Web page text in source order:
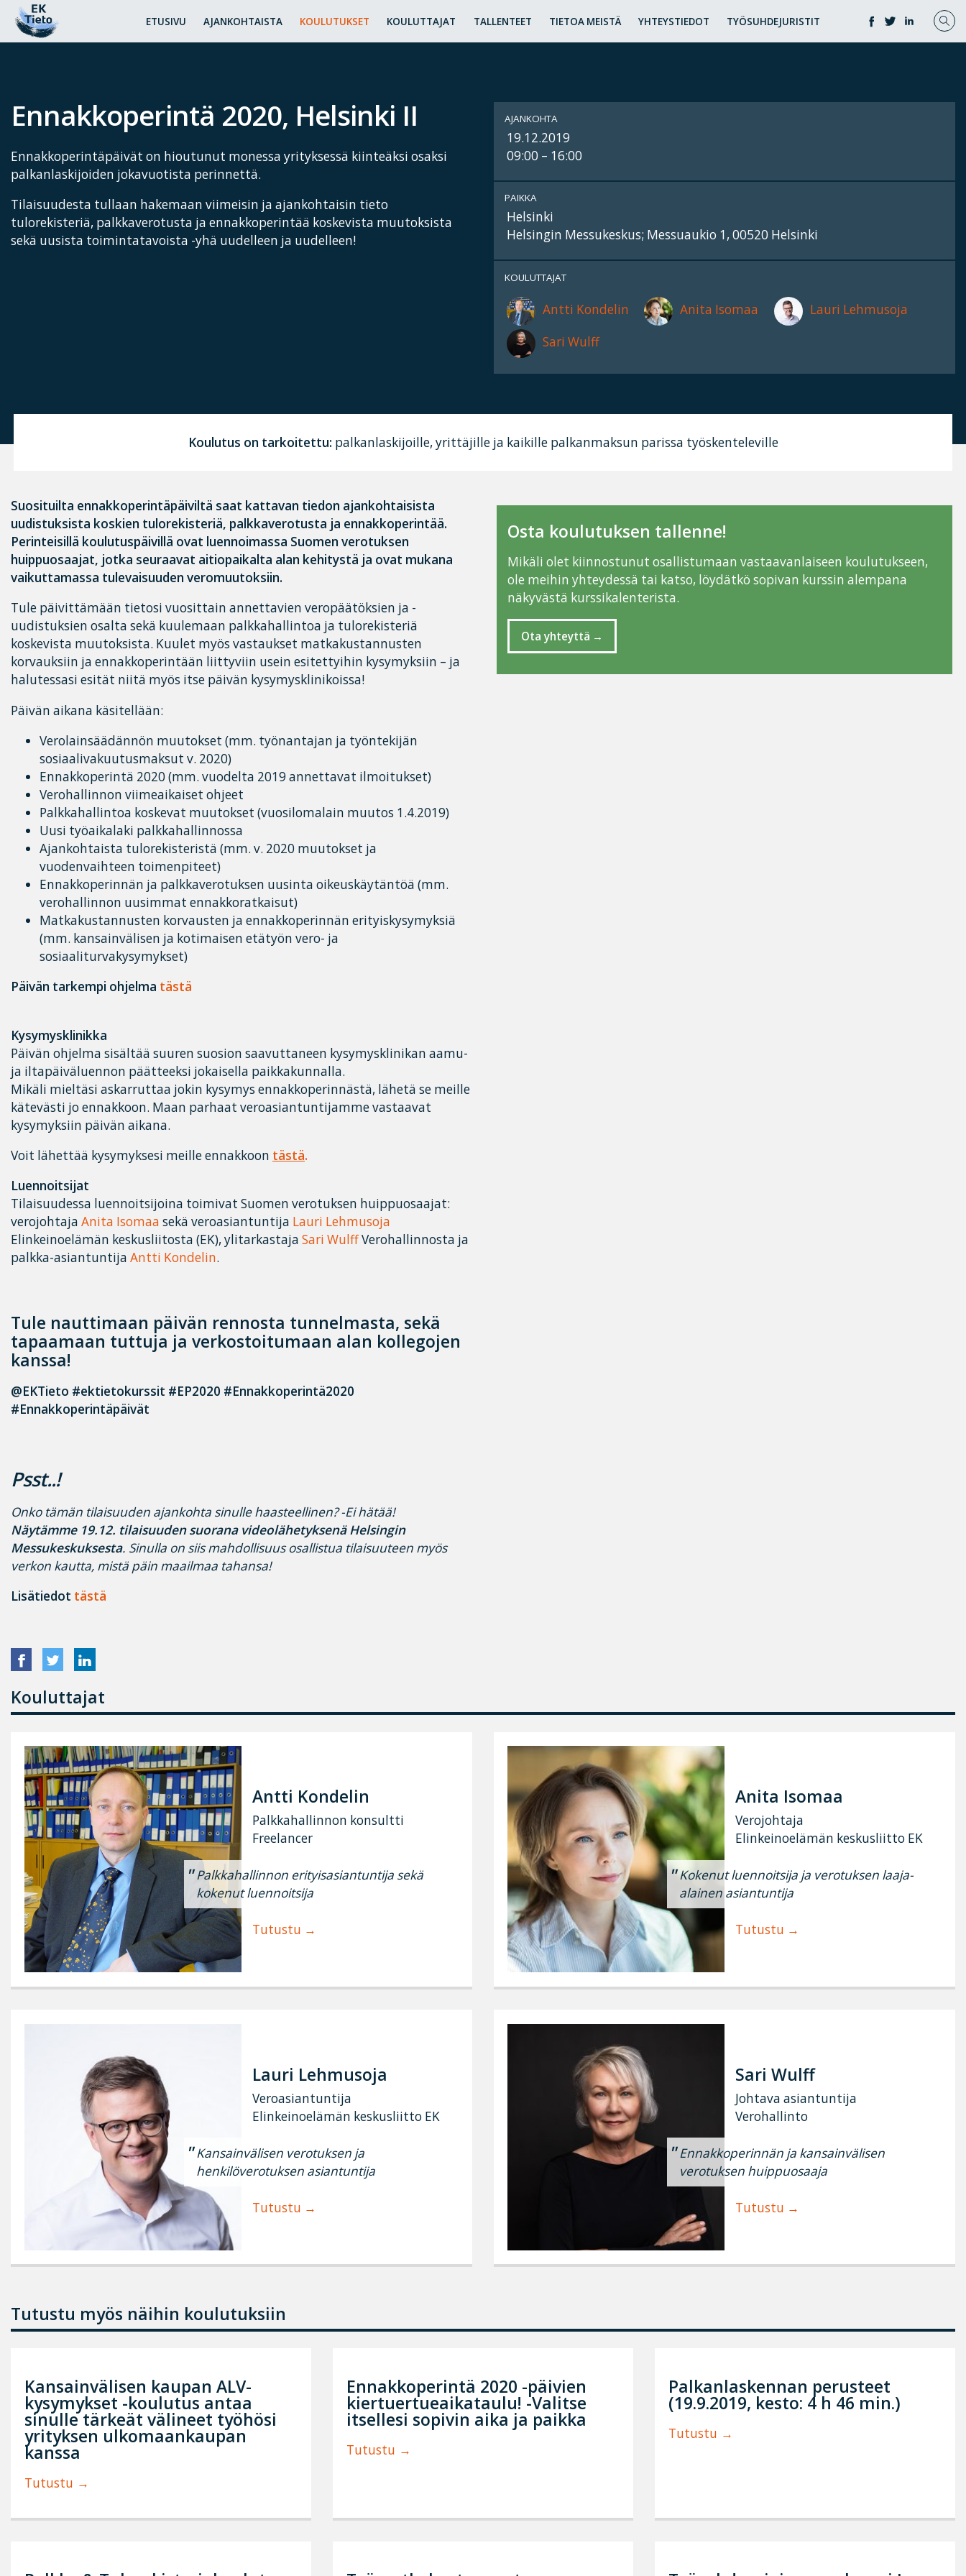
ETUSIVU AJANKOHTAISTA KOULUTUKSET KOULUTTAJAT TALLENTEET TIETOA MEISTÄ YHTEYSTIEDOT TYÖSUHDEJURISTIT
Ennakkoperintä 2020, Helsinki II
Ennakkoperintäpäivät on hioutunut monessa yrityksessä kiinteäksi osaksi
palkanlaskijoiden jokavuotista perinnettä.
Tilaisuudesta tullaan hakemaan viimeisin ja ajankohtaisin tieto
tulorekisteriä, palkkaverotusta ja ennakkoperintää koskevista muutoksista
sekä uusista toimintatavoista -yhä uudelleen ja uudelleen!
AJANKOHTA
19.12.2019
09:00 – 16:00
PAIKKA
Helsinki
Helsingin Messukeskus; Messuaukio 1, 00520 Helsinki
KOULUTTAJAT
Antti Kondelin Anita Isomaa
Lauri Lehmusoja
Sari Wulff
Koulutus on tarkoitettu: palkanlaskijoille, yrittäjille ja kaikille palkanmaksun parissa työskenteleville
Suosituilta ennakkoperintäpäiviltä saat kattavan tiedon ajankohtaisista
uudistuksista koskien tulorekisteriä, palkkaverotusta ja ennakkoperintää.
Perinteisillä koulutuspäivillä ovat luennoimassa Suomen verotuksen
huippuosaajat, jotka seuraavat aitiopaikalta alan kehitystä ja ovat mukana
vaikuttamassa tulevaisuuden veromuutoksiin.
Tule päivittämään tietosi vuosittain annettavien veropäätöksien ja -
uudistuksien osalta sekä kuulemaan palkkahallintoa ja tulorekisteriä
koskevista muutoksista. Kuulet myös vastaukset matkakustannusten
korvauksiin ja ennakkoperintään liittyviin usein esitettyihin kysymyksiin – ja
halutessasi esität niitä myös itse päivän kysymysklinikoissa!
Päivän aikana käsitellään:
Verolainsäädännön muutokset (mm. työnantajan ja työntekijän
sosiaalivakuutusmaksut v. 2020)
Ennakkoperintä 2020 (mm. vuodelta 2019 annettavat ilmoitukset)
Verohallinnon viimeaikaiset ohjeet
Palkkahallintoa koskevat muutokset (vuosilomalain muutos 1.4.2019)
Uusi työaikalaki palkkahallinnossa
Ajankohtaista tulorekisteristä (mm. v. 2020 muutokset ja
vuodenvaihteen toimenpiteet)
Ennakkoperinnän ja palkkaverotuksen uusinta oikeuskäytäntöä (mm.
verohallinnon uusimmat ennakkoratkaisut)
Matkakustannusten korvausten ja ennakkoperinnän erityiskysymyksiä
(mm. kansainvälisen ja kotimaisen etätyön vero- ja
sosiaaliturvakysymykset)
Päivän tarkempi ohjelma tästä
Kysymysklinikka
Päivän ohjelma sisältää suuren suosion saavuttaneen kysymysklinikan aamu-
ja iltapäiväluennon päätteeksi jokaisella paikkakunnalla.
Mikäli mieltäsi askarruttaa jokin kysymys ennakkoperinnästä, lähetä se meille
kätevästi jo ennakkoon. Maan parhaat veroasiantuntijamme vastaavat
kysymyksiin päivän aikana.
Voit lähettää kysymyksesi meille ennakkoon tästä.
Luennoitsijat
Tilaisuudessa luennoitsijoina toimivat Suomen verotuksen huippuosaajat:
verojohtaja Anita Isomaa sekä veroasiantuntija Lauri Lehmusoja
Elinkeinoelämän keskusliitosta (EK), ylitarkastaja Sari WulffVerohallinnosta ja
palkka-asiantuntija Antti Kondelin.
Tule nauttimaan päivän rennosta tunnelmasta, sekä
tapaamaan tuttuja ja verkostoitumaan alan kollegojen
kanssa!
@EKTieto #ektietokurssit #EP2020 #Ennakkoperintä2020
#Ennakkoperintäpäivät
Psst..!
Onko tämän tilaisuuden ajankohta sinulle haasteellinen? -Ei hätää!
Näytämme 19.12. tilaisuuden suorana videolähetyksenä Helsingin
Messukeskuksesta. Sinulla on siis mahdollisuus osallistua tilaisuuteen myös
verkon kautta, mistä päin maailmaa tahansa!
Lisätiedot tästä
Osta koulutuksen tallenne!
Mikäli olet kiinnostunut osallistumaan vastaavanlaiseen koulutukseen,
ole meihin yhteydessä tai katso, löydätkö sopivan kurssin alempana
näkyvästä kurssikalenterista.
Ota yhteyttä
Kouluttajat
Antti Kondelin
Palkkahallinnon konsultti
Freelancer
Palkkahallinnon erityisasiantuntija sekä
kokenut luennoitsija
Tutustu
Anita Isomaa
Verojohtaja
Elinkeinoelämän keskusliitto EK
Kokenut luennoitsija ja verotuksen laaja-
alainen asiantuntija
Tutustu
Lauri Lehmusoja
Veroasiantuntija
Elinkeinoelämän keskusliitto EK
Kansainvälisen verotuksen ja
henkilöverotuksen asiantuntija
Tutustu
Sari Wulff
Johtava asiantuntija
Verohallinto
Ennakkoperinnän ja kansainvälisen
verotuksen huippuosaaja
Tutustu
Tutustu myös näihin koulutuksiin
Kansainvälisen kaupan ALV-
kysymykset -koulutus antaa
sinulle tärkeät välineet työhösi
yrityksen ulkomaankaupan
kanssa
Tutustu
Ennakkoperintä 2020 -päivien
kiertuertueaikataulu! -Valitse
itsellesi sopivin aika ja paikka
Tutustu
Palkanlaskennan perusteet
(19.9.2019, kesto: 4 h 46 min.)
Tutustu